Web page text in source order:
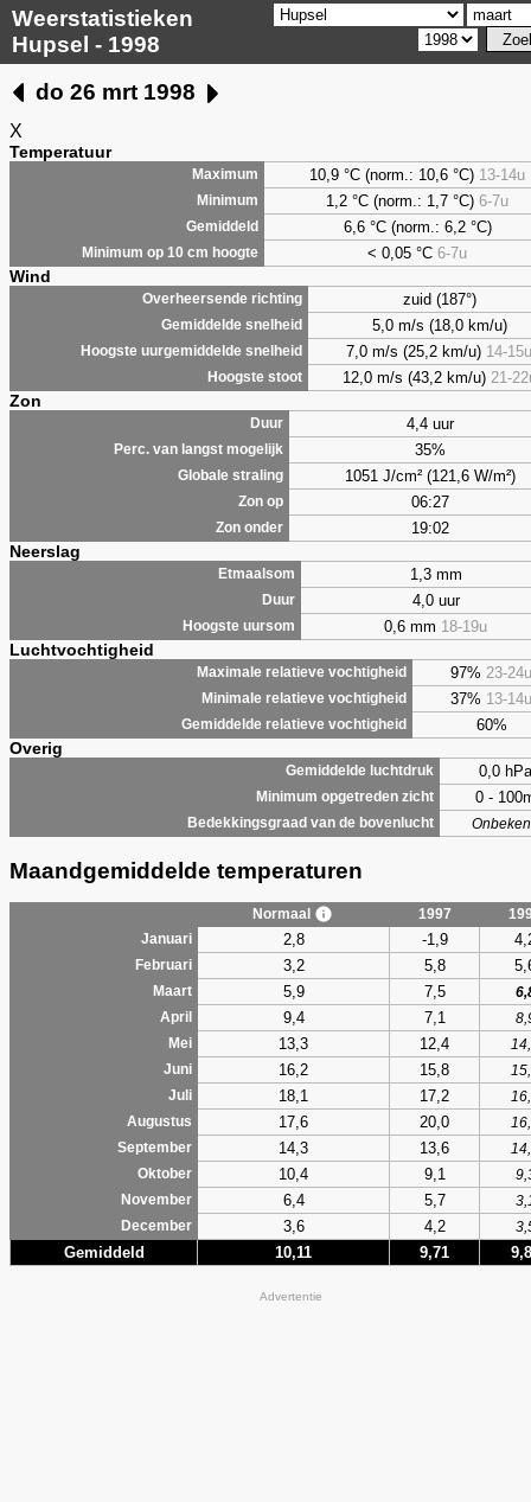
Weerstatistieken
Hupsel - 1998
do 26 mrt 1998
X
Temperatuur
Maximum 10,9 °C (norm.: 10,6 °C) 13-14u
Minimum 1,2 °C (norm.: 1,7 °C) 6-7u
Gemiddeld 6,6°C (norm.: 6,2 °C)
Minimum op 10 cm hoogte < 0,05 °C 6-7u
Wind
Overheersende richting zuid (187°)
Gemiddelde snelheid 5,0 m/s (18,0 km/u)
Hoogste uurgemiddelde snelheid 7,0 m/s (25,2 km/u) 14-15u
Hoogste stoot 12,0 m/s (43,2 km/u) 21-
Zon
Duur 4,4 uur
Perc. van langst mogelijk 35%
Globale straling 1051 J/cm² (121,6 W/m²)
Zon op 06:27
Zon onder 19:02
Neerslag
Etmaalsom 1,3 mm
Duur 4,0 uur
Hoogste uursom 0,6 mm 18-19u
Luchtvochtigheid
Maximale relatieve vochtigheid 97% 23-24u
Minimale relatieve vochtigheid 37% 13-14u
Gemiddelde relatieve vochtigheid 60%
Overig
Gemiddelde luchtdruk 0,0 hPa
Minimum opgetreden zicht 0 -
Bedekkingsgraad van de bovenlucht
Maandgemiddelde temperaturen
Normaal 1997
Januari
2,8 -1,9
Februari 3,2 5,8
Maart 5,9 7,5
April
9,4 7,1
Mei
13,3 12,4
Juni
16,2 15,8
Juli
18,1 17,2
Augustus
17,6 20,0
September
14,3 13,6
Oktober
10,4 9,1
November
6,4 5,7
December
3,6 4,2
Gemiddeld 10,11 9,71
Advertentie